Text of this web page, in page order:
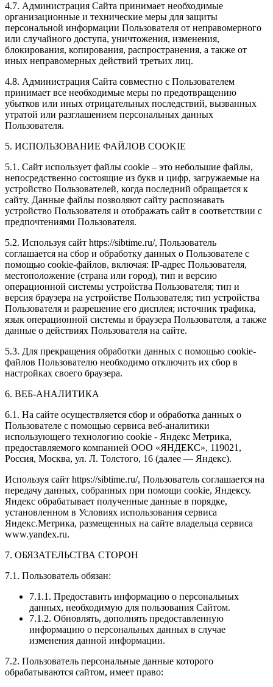
4.7. Администрация Сайта принимает необходимые
организационные и технические меры для защиты
персональной информации Пользователя от неправомерного
или случайного доступа, уничтожения, изменения,
блокирования, копирования, распространения, а также от
иных неправомерных действий третьих лиц.
4.8. Администрация Сайта совместно с Пользователем
принимает все необходимые меры по предотвращению
убытков или иных отрицательных последствий, вызванных
утратой или разглашением персональных данных
Пользователя.
5. ИСПОЛЬЗОВАНИЕ ФАЙЛОВ COOKIE
5.1. Сайт использует файлы cookie – это небольшие файлы,
непосредственно состоящие из букв и цифр, загружаемые на
устройство Пользователей, когда последний обращается к
сайту. Данные файлы позволяют сайту распознавать
устройство Пользователя и отображать сайт в соответствии с
предпочтениями Пользователя.
5.2. Используя сайт https://sibtime.ru/, Пользователь
соглашается на сбор и обработку данных о Пользователе с
помощью cookie-файлов, включая: IP-адрес Пользователя,
местоположение (страна или город), тип и версию
операционной системы устройства Пользователя; тип и
версия браузера на устройстве Пользователя; тип устройства
Пользователя и разрешение его дисплея; источник трафика,
язык операционной системы и браузера Пользователя, а также
данные о действиях Пользователя на сайте.
5.3. Для прекращения обработки данных с помощью cookie-
файлов Пользователю необходимо отключить их сбор в
настройках своего браузера.
6. ВЕБ-АНАЛИТИКА
6.1. На сайте осуществляется сбор и обработка данных о
Пользователе с помощью сервиса веб-аналитики
использующего технологию cookie - Яндекс Метрика,
предоставляемого компанией ООО «ЯНДЕКС», 119021,
Россия, Москва, ул. Л. Толстого, 16 (далее — Яндекс).
Используя сайт https://sibtime.ru/, Пользователь соглашается на
передачу данных, собранных при помощи cookie, Яндексу.
Яндекс обрабатывает полученные данные в порядке,
установленном в Условиях использования сервиса
Яндекс.Метрика, размещенных на сайте владельца сервиса
www.yandex.ru.
7. ОБЯЗАТЕЛЬСТВА СТОРОН
7.1. Пользователь обязан:
7.1.1. Предоставить информацию о персональных
данных, необходимую для пользования Сайтом.
7.1.2. Обновлять, дополнять предоставленную
информацию о персональных данных в случае
изменения данной информации.
7.2. Пользователь персональные данные которого
обрабатываются сайтом, имеет право: